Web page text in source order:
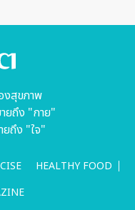
งสุขภาพ
ยถึง "กาย"
ถึง "ใจ"
HEALTHY FOOD